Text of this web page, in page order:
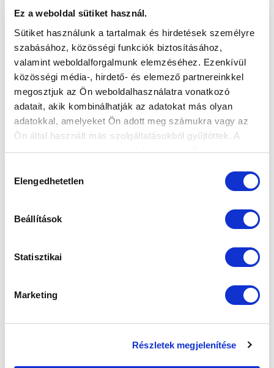
Ez a weboldal sütiket használ.
Sütiket használunk a tartalmak és hirdetések személyre
szabásához, közösségi funkciók biztosításához,
valamint weboldalforgalmunk elemzéséhez. Ezenkívül
közösségi média-, hirdető- és elemező partnereinkkel
megosztjuk az Ön weboldalhasználatra vonatkozó
adatait, akik kombinálhatják az adatokat más olyan
adatokkal, amelyeket Ön adott meg számukra vagy az
Ön által használt más szolgáltatásokból gyűjtöttek. A
weboldalon való böngészés folytatásával Ön hozzájárul a
kiválasztása
Elengedhetetlen
Beállítások
Statisztikai
Marketing
Részletek megjelenítése